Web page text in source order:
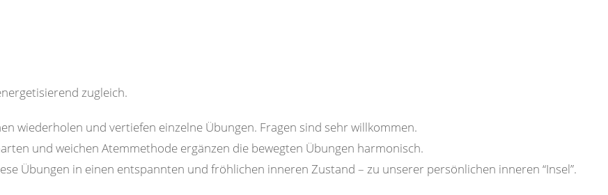
zugleich.
wiederholen und vertiefen einzelne Übungen. Fragen sind sehr willkommen.
und weichen Atemmethode ergänzen die bewegten Übungen harmonisch.
Übungen in einen entspannten und fröhlichen inneren Zustand – zu unserer persönlichen inneren “Insel”.